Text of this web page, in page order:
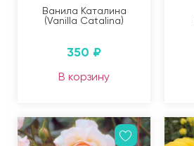
Ванила Каталина
(Vanilla Catalina)
350 ₽
В корзину